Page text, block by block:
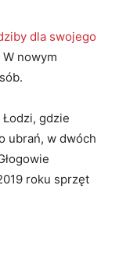
dla swojego
W nowym
gdzie
ubrań, w dwóch
roku sprzęt